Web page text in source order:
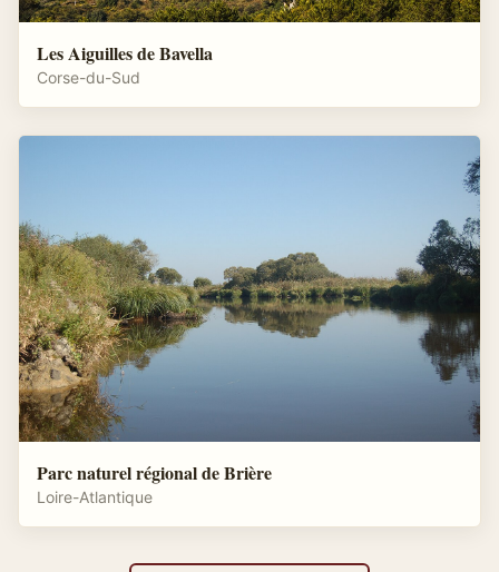
Les Aiguilles de Bavella
Corse-du-Sud
Parc naturel régional de Brière
Loire-Atlantique